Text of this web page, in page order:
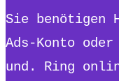
Sie benötigen
Ads-Konto
und. Ring